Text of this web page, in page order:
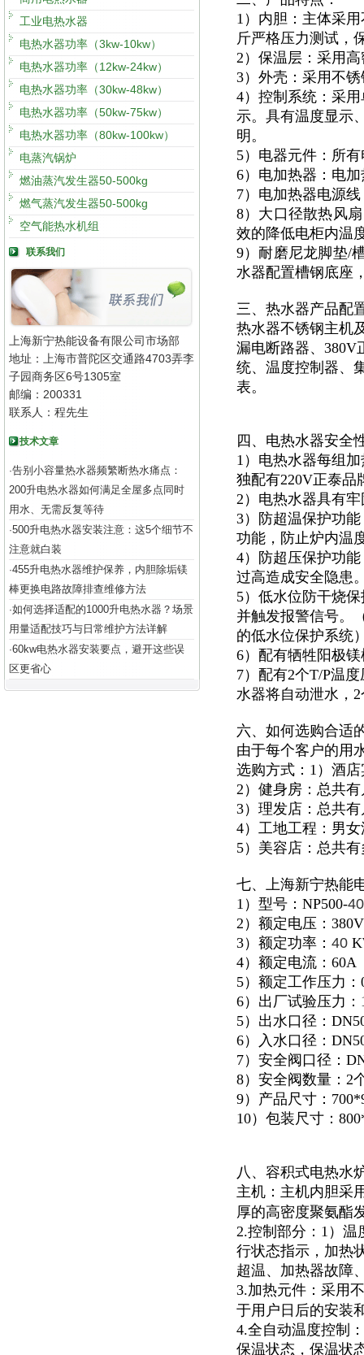
工业电热水器
电热水器功率（3kw-10kw）
电热水器功率（12kw-24kw）
电热水器功率（30kw-48kw）
电热水器功率（50kw-75kw）
电热水器功率（80kw-100kw）
电蒸汽锅炉
燃油蒸汽发生器50-500kg
燃气蒸汽发生器50-500kg
空气能热水机组
联系我们
上海新宁热能设备有限公司市场部
地址：上海市普陀区交通路4703弄李
子园商务区6号1305室
邮编：200331
联系人：程先生
技术文章
·告别小容量热水器频繁断热水痛点：
200升电热水器如何满足全屋多点同时
用水、无需反复等待
·500升电热水器安装注意：这5个细节不
注意就白装
·455升电热水器维护保养，内胆除垢镁
棒更换电路故障排查维修方法
·如何选择适配的1000升电热水器？场景
用量适配技巧与日常维护方法详解
·60kw电热水器安装要点，避开这些误
区更省心
1）内胆：主体采
斤严格压力测试，
2）保温层：采用
3）外壳：采用不
4）控制系统：采
示。具有温度显示
明。
5）电器元件：所
6）电加热器：电
7）电加热器电源
8）大口径散热风
效的降低电柜内温
9）耐磨尼龙脚垫/
水器配置槽钢底座
三、热水器产品配
热水器不锈钢主机
漏电断路器、380V
统、温度控制器、
表。
四、电热水器安全
1）电热水器每组
独配有220V正泰品
2）电热水器具有
3）防超温保护功
功能，防止炉内温
4）防超压保护功
过高造成安全隐患
5）低水位防干烧
并触发报警信号。
的低水位保护系统
6）配有牺牲阳极
7）配有2个T/P温
水器将自动泄水，
六、如何选购合适
由于每个客户的用
选购方式：1）酒
2）健身房：总共
3）理发店：总共
4）工地工程：男
5）美容店：总共
七、上海新宁热能
1）型号：NP500-40
2）额定电压：380V
3）额定功率： 40
4）额定电流：60A
5）额定工作压力：
6）出厂试验压力：
5）出水口径：
6）入水口径：
7）安全阀口径：
8）安全阀数量：2
9）产品尺寸：
10）包装尺寸：
八、容积式电热水
主机：主机内胆采
厚的高密度聚氨酯
2.控制部分：1）温
行状态指示，加热
超温、加热器故障
3.加热元件：采用
于用户日后的安装
4.全自动温度控制
保温状态，保温状